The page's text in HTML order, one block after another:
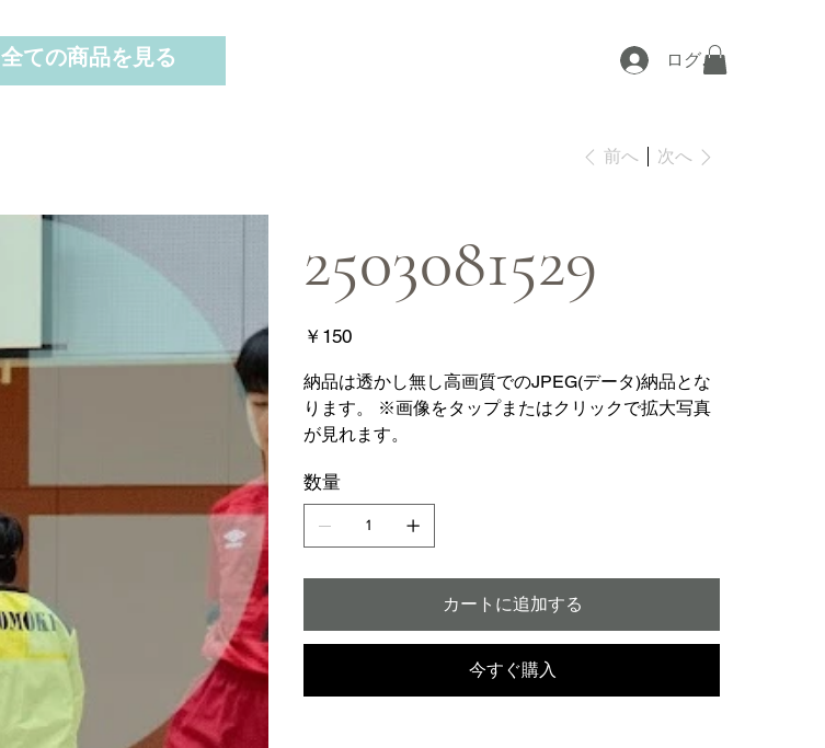
ログイン
全ての商品を見る
前へ 次へ
2503081529
価
格
￥150
納品は透かし無し高画質でのJPEG(データ)納品とな
ります。 ※画像をタップまたはクリックで拡大写真
が見れます。
数量
カートに追加する
今すぐ購入